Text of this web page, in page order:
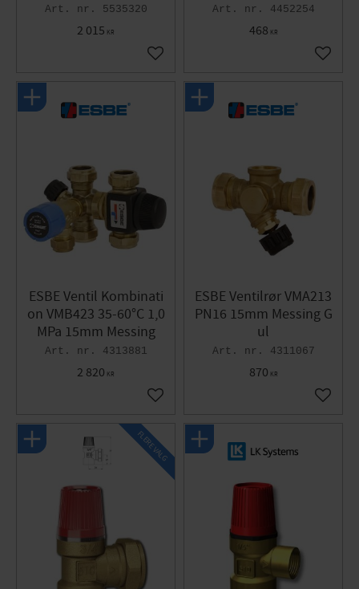
5535320
2 015 KR
Gem som favorit
4452254
468 KR
Gem
ESBE Ventil Kombinati
on VMB423 35-60°C 1,0
MPa 15mm Messing
4313881
2 820 KR
Gem som favorit
ESBE Ventilrør VMA213
PN16 15mm Messing G
ul
4311067
870 KR
Gem
FLERE VALG